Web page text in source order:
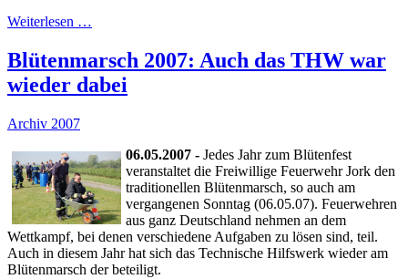
Weiterlesen …
Blütenmarsch 2007: Auch das THW war
wieder dabei
Archiv 2007
06.05.2007 - Jedes Jahr zum Blütenfest
veranstaltet die Freiwillige Feuerwehr Jork den
traditionellen Blütenmarsch, so auch am
vergangenen Sonntag (06.05.07). Feuerwehren
aus ganz Deutschland nehmen an dem
Wettkampf, bei denen verschiedene Aufgaben zu lösen sind, teil.
Auch in diesem Jahr hat sich das Technische Hilfswerk wieder am
Blütenmarsch der beteiligt.